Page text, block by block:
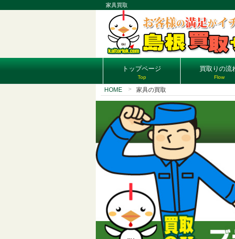
家具買取
トップページ
Top
買取りの流
Flow
HOME 家具の買取